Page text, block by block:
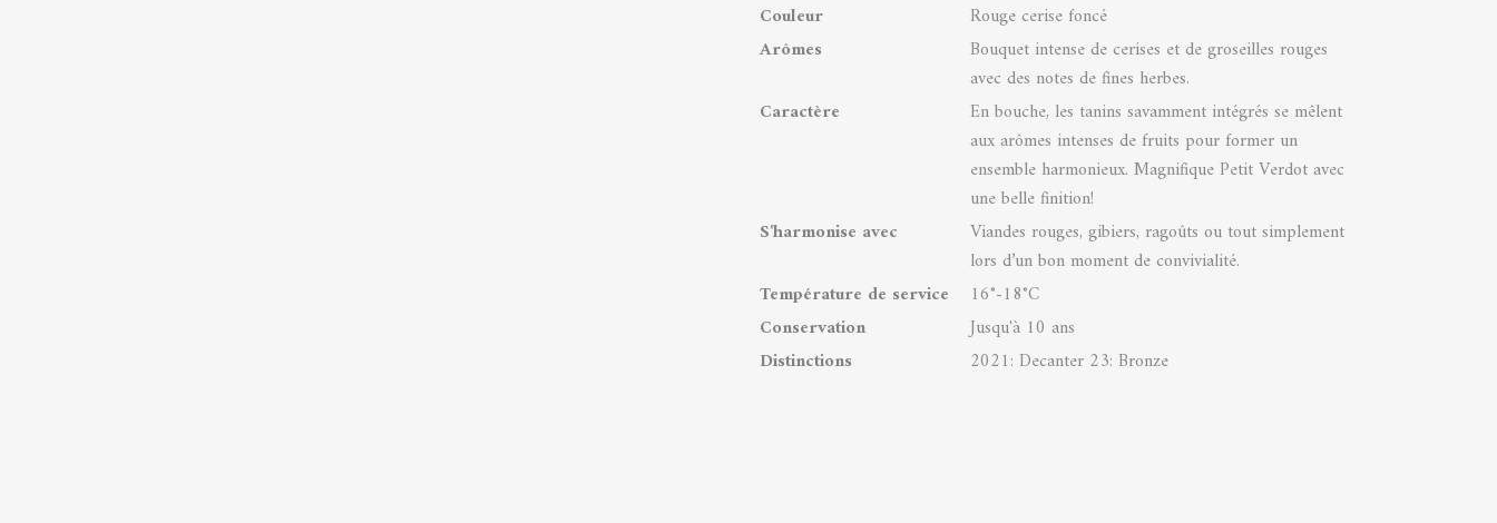
Couleur
Rouge cerise foncé
Arômes
Bouquet intense de cerises et de groseilles rouges
avec des notes de fines herbes.
Caractère
En bouche, les tanins savamment intégrés se mêlent
aux arômes intenses de fruits pour former un
ensemble harmonieux. Magnifique Petit Verdot avec
une belle finition!
S'harmonise avec
Viandes rouges, gibiers, ragoûts ou tout simplement
lors d’un bon moment de convivialité.
Température de service
16°-18°C
Conservation
Jusqu'à 10 ans
Distinctions
2021: Decanter 23: Bronze